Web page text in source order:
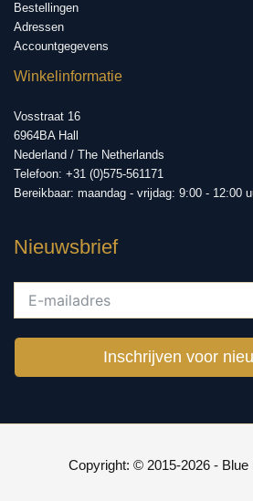
Bestellingen
Adressen
Accountgegevens
Winkelinformatie
Vosstraat 16
6964BA Hall
Nederland / The Netherlands
Telefoon: +31 (0)575-561171
Bereikbaar: maandag - vrijdag: 9:00 - 12:00
Nieuwsbrief
Inschrijven voor
Copyright: © 2015-2026 - Blue